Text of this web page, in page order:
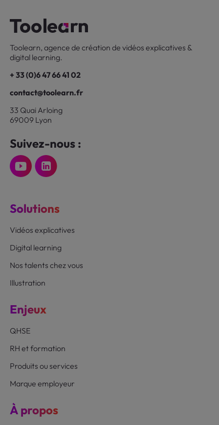
Toolearn, agence de création de vidéos explicatives &
digital learning.
+ 33 (0)6 47 66 41 02
contact@toolearn.fr
33 Quai Arloing
69009 Lyon
Suivez-nous :
Solutions
Vidéos explicatives
Digital learning
Nos talents chez vous
Illustration
Enjeux
QHSE
RH et formation
Produits ou services
Marque employeur
À propos